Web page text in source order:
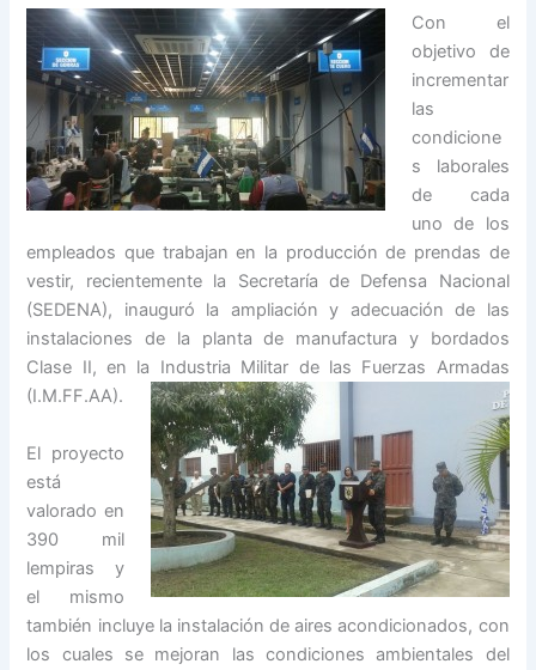
Con el
objetivo de
incrementar
las
condicione
s laborales
de cada
uno de los
empleados que trabajan en la producción de prendas de
vestir, recientemente la Secretaría de Defensa Nacional
(SEDENA), inauguró la ampliación y adecuación de las
instalaciones de la planta de manufactura y bordados
Clase II, en la Industria Militar de las Fuerzas Armadas
(I.M.FF.AA).
El proyecto
está
valorado en
390 mil
lempiras y
el mismo
también incluye la instalación de aires acondicionados, con
los cuales se mejoran las condiciones ambientales del